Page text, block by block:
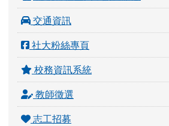
交通資訊
社大粉絲專頁
校務資訊系統
教師徵選
志工招募